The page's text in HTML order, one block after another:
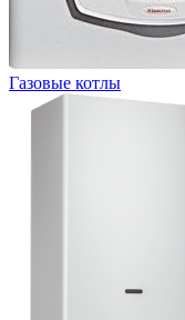
Газовые котлы